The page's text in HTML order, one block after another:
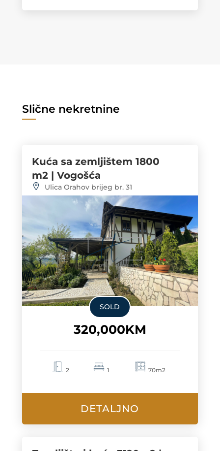
Slične nekretnine
Kuća sa zemljištem 1800
m2 | Vogošća
Ulica Orahov brijeg br. 31
SOLD
320,000KM
2 1 70m2
DETALJNO